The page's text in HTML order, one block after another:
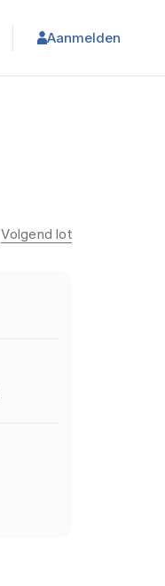
Aanmelden
Volgend lot